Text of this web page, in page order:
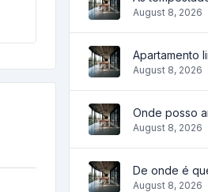
August 8, 2026
August 8, 2026
August 8, 2026
August 8, 2026